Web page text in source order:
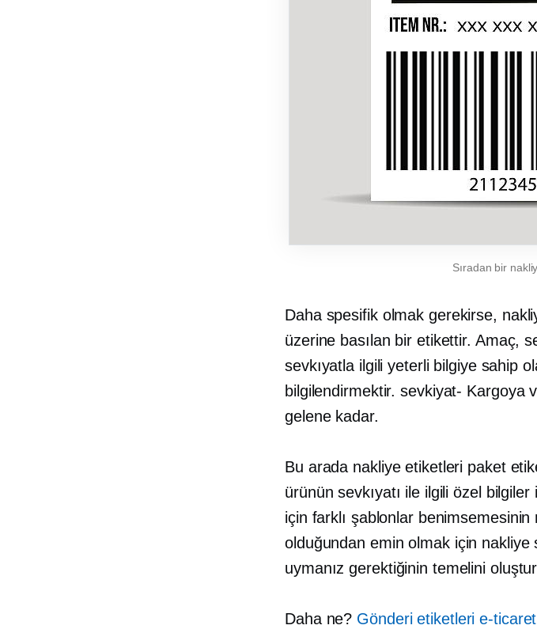
Sıradan bir
Daha spesifik olmak gerekirse,
üzerine basılan bir etikettir. Amaç,
sevkıyatla ilgili yeterli bilgiye sahip
bilgilendirmektir.sevkiyat- Kargoya
gelene kadar.
Bu arada nakliye etiketleri paket
ürünün sevkıyatı ile ilgili özel bilgiler
için farklı şablonlar
olduğundan emin olmak için nakliye
uymanız gerektiğinin temelini
Daha ne? Gönderi etiketleri e-